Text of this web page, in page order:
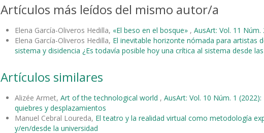
Artículos más leídos del mismo autor/a
Elena García-Oliveros Hedilla, «El beso en el bosque» , AusArt: Vol. 11
Elena García-Oliveros Hedilla, El inevitable horizonte nómada para artistas
sistema y disidencia ¿Es todavía posible hoy una crítica al sistema desde
Artículos similares
Alizée Armet, Art of the technological world , AusArt: Vol. 10 Núm. 1
quiebres y desplazamientos
Manuel Cebral Loureda, El teatro y la realidad virtual como metodología
y/en/desde la universidad